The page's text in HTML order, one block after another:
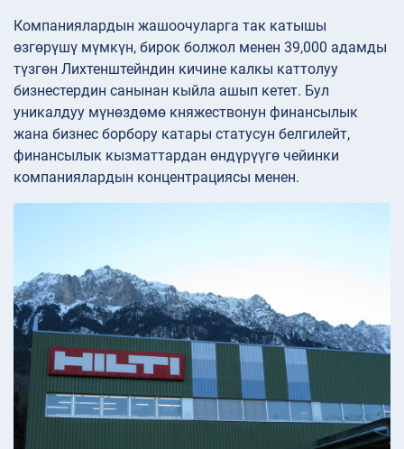
Компаниялардын жашоочуларга так катышы
өзгөрүшү мүмкүн, бирок болжол менен 39,000 адамды
түзгөн Лихтенштейндин кичине калкы каттолуу
бизнестердин санынан кыйла ашып кетет. Бул
уникалдуу мүнөздөмө княжествонун финансылык
жана бизнес борбору катары статусун белгилейт,
финансылык кызматтардан өндүрүүгө чейинки
компаниялардын концентрациясы менен.